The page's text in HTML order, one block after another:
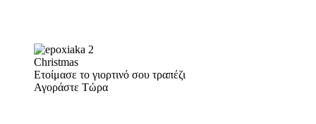
Christmas
Ετοίμασε το γιορτινό σου τραπέζι
Αγοράστε Τώρα